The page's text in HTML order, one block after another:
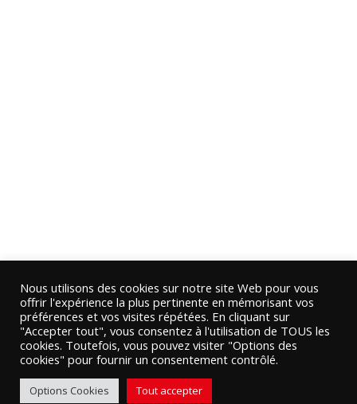
Nous utilisons des cookies sur notre site Web pour vous
offrir l'expérience la plus pertinente en mémorisant vos
préférences et vos visites répétées. En cliquant sur
"Accepter tout", vous consentez à l'utilisation de TOUS les
cookies. Toutefois, vous pouvez visiter "Options des
cookies" pour fournir un consentement contrôlé.
Options Cookies Tout accepter